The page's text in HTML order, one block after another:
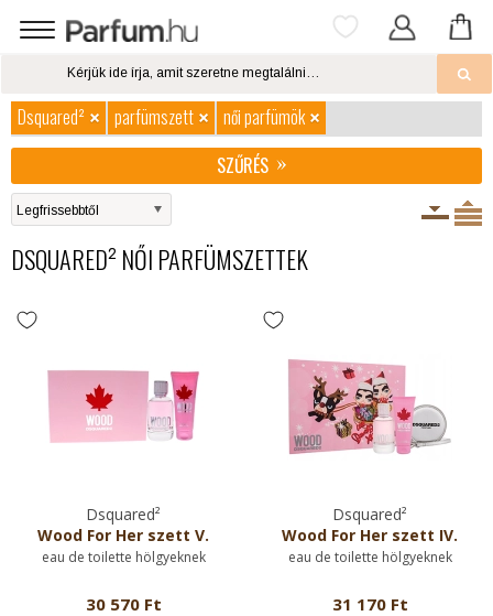
Dsquared² parfümszett
női parfümök
SZŰRÉS
DSQUARED² NŐI PARFÜMSZETTEK
Dsquared²
Wood For Her szett V.
eau de toilette hölgyeknek
30 570 Ft
Dsquared²
Wood For Her szett IV.
eau de toilette hölgyeknek
31 170 Ft